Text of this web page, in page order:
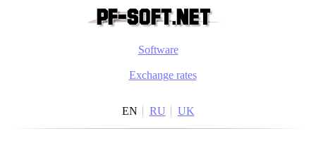
Software
Exchange rates
EN RU UK